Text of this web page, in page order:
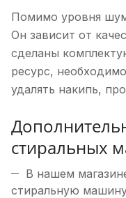
Помимо уровня
Он зависит от
сделаны
ресурс,
удалять накипь,
стиральных
В нашем
стиральную